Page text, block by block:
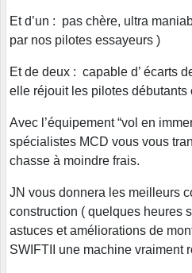
Et d’un : pas chère, ultra
par nos pilotes essayeurs )
Et de deux : capable d’ écarts
elle réjouit les pilotes débutants
Avec l’équipement “vol en
spécialistes MCD vous vous
chasse à moindre frais.
JN vous donnera les meilleurs
construction ( quelques heures
astuces et améliorations de
SWIFTII une machine vraiment